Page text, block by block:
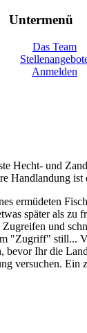
Untermenü
Das Team
Anmelden
Hecht- und
Handlandung ist
ermüdeten
später als
und
"Zugriff"
Ihr die
versuchen.